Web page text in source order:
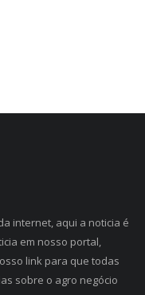
internet, aqui a noticia é
em nosso portal,
link para que todas
sobre o agro negócio